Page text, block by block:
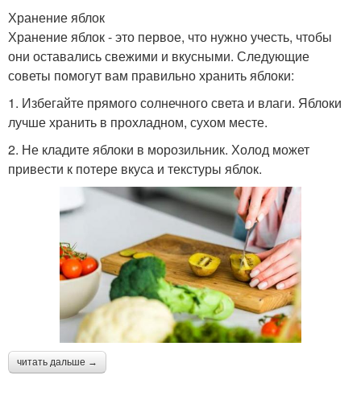
Хранение яблок
Хранение яблок - это первое, что нужно учесть, чтобы
они оставались свежими и вкусными. Следующие
советы помогут вам правильно хранить яблоки:
1. Избегайте прямого солнечного света и влаги. Яблоки
лучше хранить в прохладном, сухом месте.
2. Не кладите яблоки в морозильник. Холод может
привести к потере вкуса и текстуры яблок.
читать дальше →